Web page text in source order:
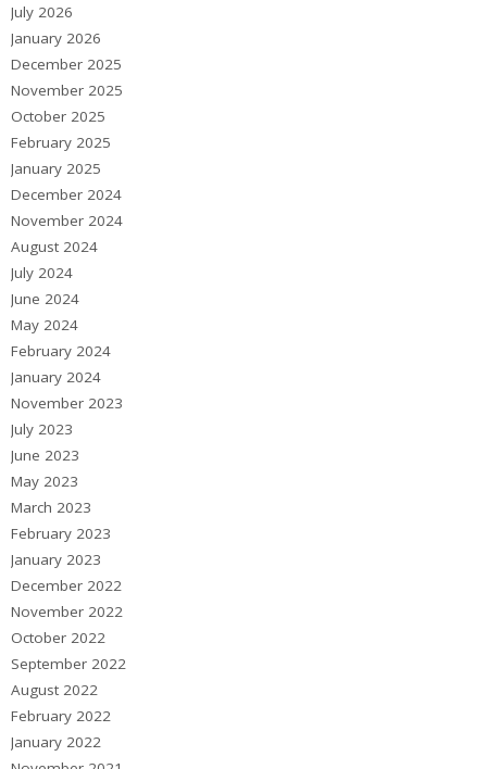
July 2026
January 2026
December 2025
November 2025
October 2025
February 2025
January 2025
December 2024
November 2024
August 2024
July 2024
June 2024
May 2024
February 2024
January 2024
November 2023
July 2023
June 2023
May 2023
March 2023
February 2023
January 2023
December 2022
November 2022
October 2022
September 2022
August 2022
February 2022
January 2022